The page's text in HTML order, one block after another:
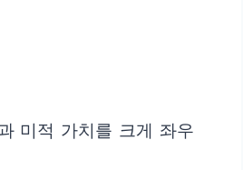
미적 가치를 크게 좌우